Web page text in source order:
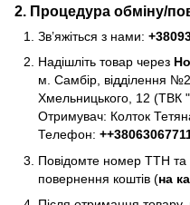
2. Процедура обміну/
Зв’яжіться з нами:
Надішліть товар через
м. Самбір, відділення
Хмельницького, 12 (ТВК
Отримувач: Колток
Телефон: +
Повідомте номер ТТН та
повернення коштів (на